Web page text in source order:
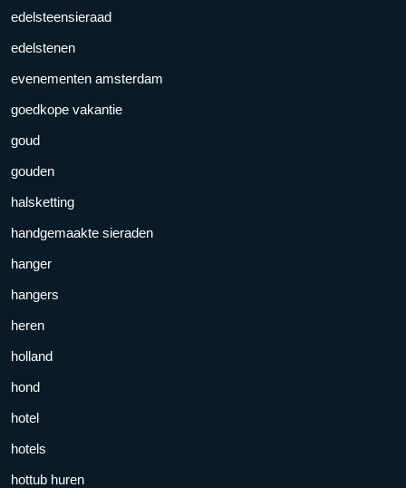
edelsteensieraad
edelstenen
evenementen amsterdam
goedkope vakantie
goud
gouden
halsketting
handgemaakte sieraden
hanger
hangers
heren
holland
hond
hotel
hotels
hottub huren